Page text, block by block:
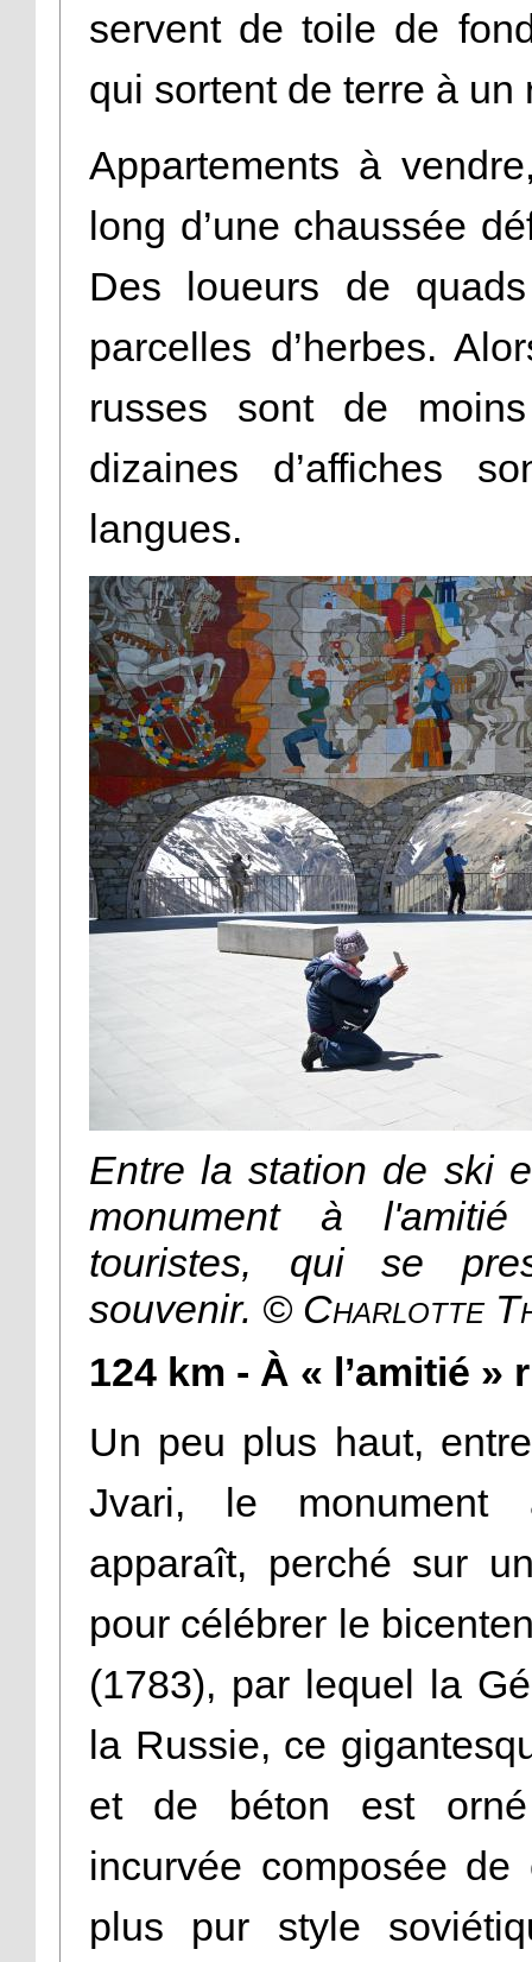
servent de toile de
qui sortent de terre à un
Appartements à
long d’une chaussée
Des loueurs de
parcelles d’herbes.
russes sont de
dizaines d’affiches
langues.
Entre la station de ski
monument à
touristes, qui se
souvenir. © Charlotte
124 km - À « l’amitié
Un peu plus haut,
Jvari, le monument
apparaît, perché sur
pour célébrer le
(1783), par lequel la
la Russie, ce
et de béton est orné
incurvée composée
plus pur style